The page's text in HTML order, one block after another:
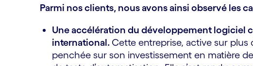
Parmi nos clients, nous avons ainsi observé les
Une accélération du développement logiciel
international. Cette entreprise, active sur plus
penchée sur son investissement en matière